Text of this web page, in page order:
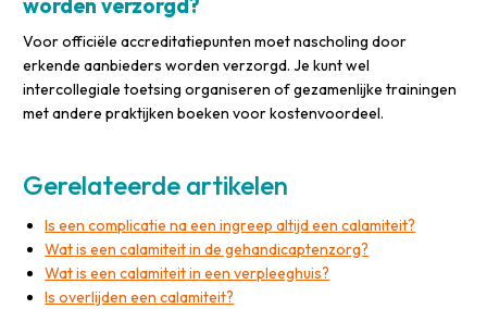
worden verzorgd?
Voor officiële accreditatiepunten moet nascholing door
erkende aanbieders worden verzorgd. Je kunt wel
intercollegiale toetsing organiseren of gezamenlijke trainingen
met andere praktijken boeken voor kostenvoordeel.
Gerelateerde artikelen
Is een complicatie na een ingreep altijd een calamiteit?
Wat is een calamiteit in de gehandicaptenzorg?
Wat is een calamiteit in een verpleeghuis?
Is overlijden een calamiteit?